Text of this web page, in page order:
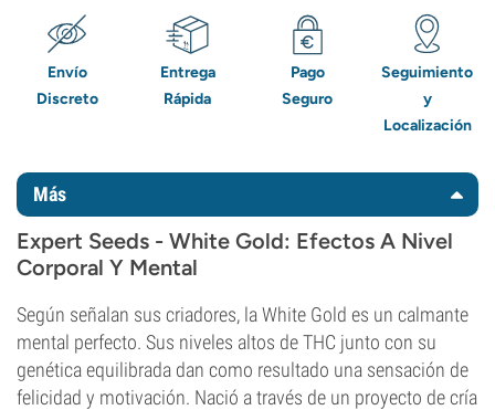
Envío
Discreto
Entrega
Rápida
Pago
Seguro
Seguimiento
y
Localización
Más
Expert Seeds - White Gold: Efectos A Nivel
Corporal Y Mental
Según señalan sus criadores, la White Gold es un calmante
mental perfecto. Sus niveles altos de THC junto con su
genética equilibrada dan como resultado una sensación de
felicidad y motivación. Nació a través de un proyecto de cría